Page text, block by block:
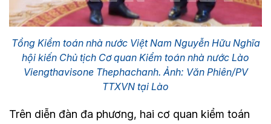
Tổng Kiểm toán nhà nước Việt Nam Nguyễn Hữu Nghĩa
hội kiến Chủ tịch Cơ quan Kiểm toán nhà nước Lào
Viengthavisone Thephachanh. Ảnh: Văn Phiên/PV
TTXVN tại Lào
Trên diễn đàn đa phương, hai cơ quan kiểm toán